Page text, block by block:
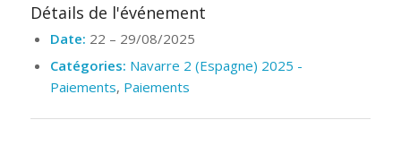
Détails de l'événement
Date: 22 – 29/08/2025
Catégories: Navarre 2 (Espagne) 2025 -
Paiements, Paiements